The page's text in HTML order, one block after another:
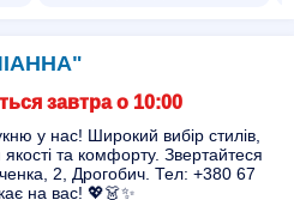
завтра о 10:00
у нас! Широкий вибір стилів,
якості та комфорту. Звертайтеся
2, Дрогобич. Тел: +380 67
на вас! 💖👗✨